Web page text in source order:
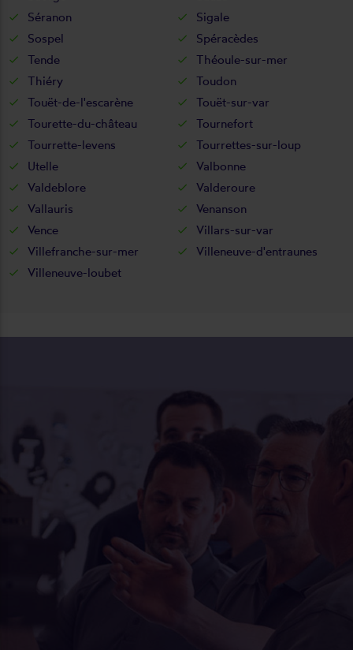
Séranon
Sigale
Sospel
Spéracèdes
Tende
Théoule-sur-mer
Thiéry
Toudon
Touët-de-l'escarène
Touët-sur-var
Tourette-du-château
Tournefort
Tourrette-levens
Tourrettes-sur-loup
Utelle
Valbonne
Valdeblore
Valderoure
Vallauris
Venanson
Vence
Villars-sur-var
Villefranche-sur-mer
Villeneuve-d'entraunes
Villeneuve-loubet